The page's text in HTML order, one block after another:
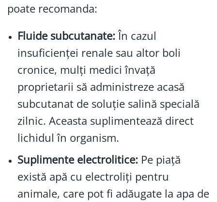
poate recomanda:
Fluide subcutanate:În cazul
insuficienței renale sau altor boli
cronice, mulți medici învață
proprietarii să administreze acasă
subcutanat de soluție salină specială
zilnic. Aceasta suplimentează direct
lichidul în organism.
Suplimente electrolitice: Pe piață
există apă cu electroliți pentru
animale, care pot fi adăugate la apa de